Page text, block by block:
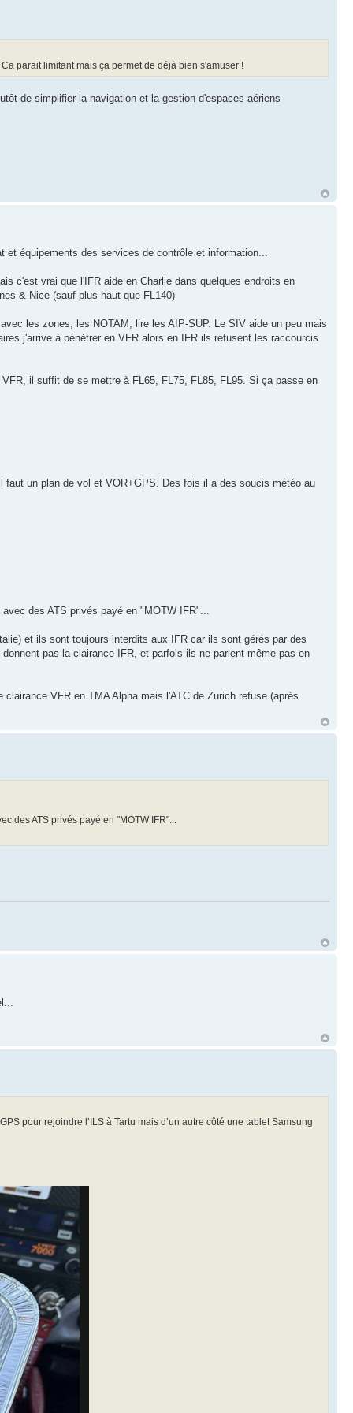
parait limitant mais ça permet de déjà bien s'amuser !
de simplifier la navigation et la gestion d'espaces aériens
équipements des services de contrôle et information...
c'est vrai que l'IFR aide en Charlie dans quelques endroits en
& Nice (sauf plus haut que FL140)
les zones, les NOTAM, lire les AIP-SUP. Le SIV aide un peu mais
j'arrive à pénétrer en VFR alors en IFR ils refusent les raccourcis
il suffit de se mettre à FL65, FL75, FL85, FL95. Si ça passe en
un plan de vol et VOR+GPS. Des fois il a des soucis météo au
des ATS privés payé en "MOTW IFR"...
et ils sont toujours interdits aux IFR car ils sont gérés par des
pas la clairance IFR, et parfois ils ne parlent même pas en
VFR en TMA Alpha mais l'ATC de Zurich refuse (après
des ATS privés payé en "MOTW IFR"...
pour rejoindre l’ILS à Tartu mais d’un autre côté une tablet Samsung